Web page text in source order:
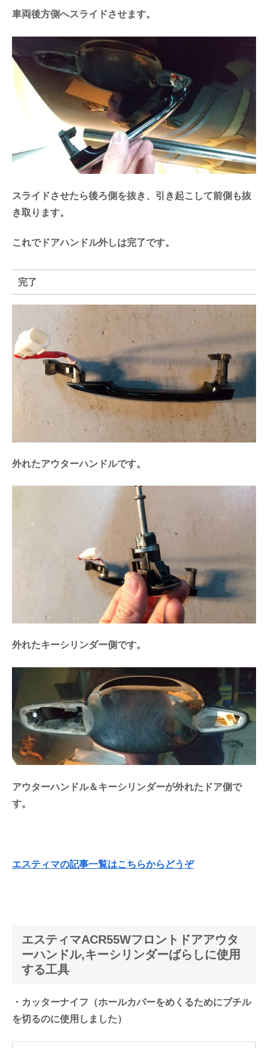
車両後方側へスライドさせます。
スライドさせたら後ろ側を抜き、引き起こして前側も抜
き取ります。
これでドアハンドル外しは完了です。
完了
外れたアウターハンドルです。
外れたキーシリンダー側です。
アウターハンドル＆キーシリンダーが外れたドア側で
す。
エスティマの記事一覧はこちらからどうぞ
エスティマACR55Wフロントドアアウタ
ーハンドル,キーシリンダーばらしに使用
する工具
・カッターナイフ（ホールカバーをめくるためにブチル
を切るのに使用しました）